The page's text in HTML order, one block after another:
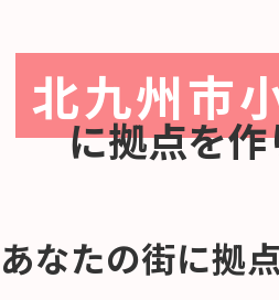
北九州市
に拠点を
あなたの街に拠